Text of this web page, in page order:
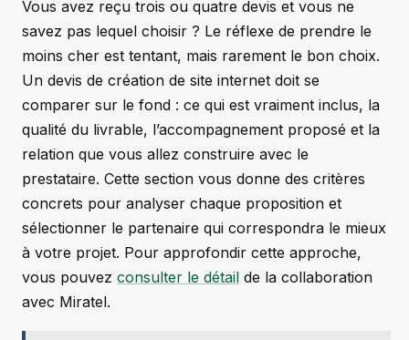
Vous avez reçu trois ou quatre devis et vous ne
savez pas lequel choisir ? Le réflexe de prendre le
moins cher est tentant, mais rarement le bon choix.
Un devis de création de site internet doit se
comparer sur le fond : ce qui est vraiment inclus, la
qualité du livrable, l’accompagnement proposé et la
relation que vous allez construire avec le
prestataire. Cette section vous donne des critères
concrets pour analyser chaque proposition et
sélectionner le partenaire qui correspondra le mieux
à votre projet. Pour approfondir cette approche,
vous pouvez consulter le détail de la collaboration
avec Miratel.